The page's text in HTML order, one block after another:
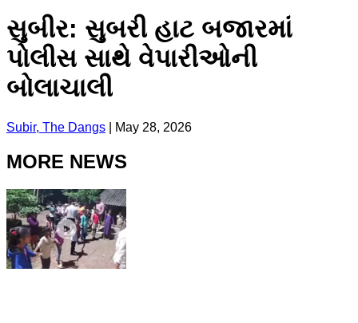
સુબીર: સુબરી હાટ બજારમાં
પોલીસ સાથે વેપારીઓની
બોલાચાલી
Subir, The Dangs May 28, 2026
MORE NEWS